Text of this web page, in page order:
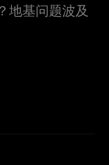
地基问题波及